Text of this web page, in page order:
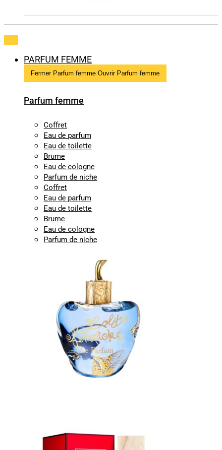
PARFUM FEMME
Fermer Parfum femme Ouvrir Parfum femme
Parfum femme
Coffret
Eau de parfum
Eau de toilette
Brume
Eau de cologne
Parfum de niche
Coffret
Eau de parfum
Eau de toilette
Brume
Eau de cologne
Parfum de niche